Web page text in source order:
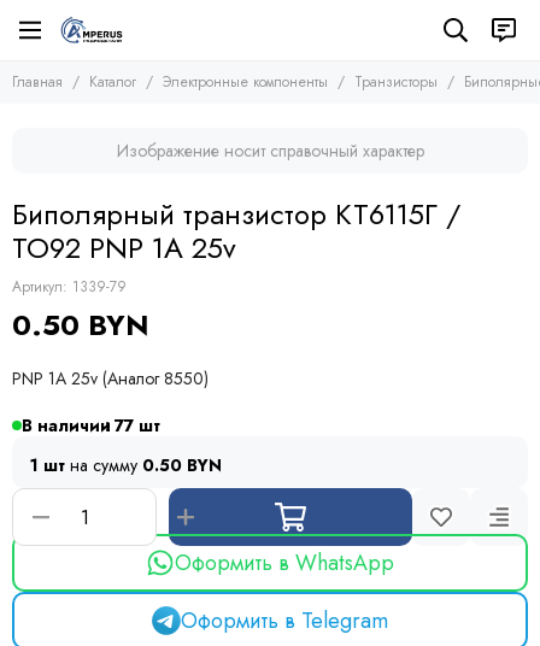
Электронные компоненты
Транзисторы
Транзисторы
Биполярные транзисторы (BJTs)
Тиристоры и симисторы
Модули
Резисторы
Предохранители
Дроссели
Фоточувствительные элементы
Главная Каталог Электронные компоненты Транзисторы
Изображение носит справочный характер
Биполярный транзистор КТ6115Г /
TO92 PNP 1A 25v
Артикул: 1339-79
0.50 BYN
PNP 1A 25v (Аналог 8550)
В наличии 77
1 шт на сумму 0.50 BYN
Оформить в WhatsApp
Оформить в Telegram